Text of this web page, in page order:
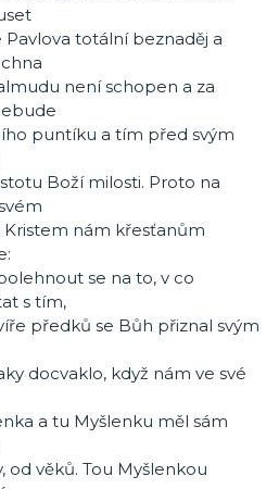
Pavlova totální beznaděj a
není schopen a za
puntíku a tím před svým
Boží milosti. Proto na
Kristem nám křesťanům
se na to, v co
s tím,
předků se Bůh přiznal svým
docvaklo, když nám ve své
a tu Myšlenku měl sám
od věků. Tou Myšlenkou